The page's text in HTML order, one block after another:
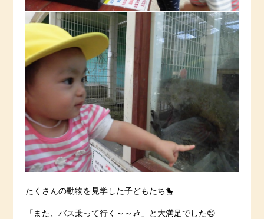
たくさんの動物を見学した子どもたち🐤
「また、バス乗って行く～～🎶」と大満足でした😊